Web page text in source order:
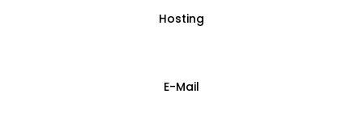
Hosting
E-Mail